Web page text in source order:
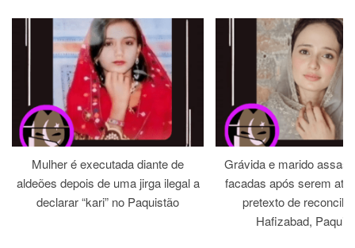
Mulher é executada diante de
aldeões depois de uma jirga ilegal a
declarar “kari” no Paquistão
Grávida e marido
facadas após serem
pretexto de
Hafizabad,